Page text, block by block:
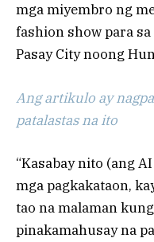
mga miyembro ng
fashion show para
Pasay City noong
Ang artikulo ay
patalastas na ito
“Kasabay nito (ang
mga pagkakataon,
tao na malaman
pinakamahusay na